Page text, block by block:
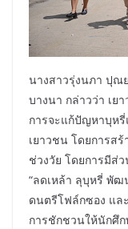
นางสาวรุ่งนภา ปุณ
บางนา กล่าวว่า เย
การจะแก้ปัญหาบุห
เยาวชน โดยการส
ช่วงวัย โดยการมีส่
“ลดเหล้า ลุบุหรี่ พัฒ
ดนตรีโฟล์กซอง แล
การชักชวนให้นักศึ